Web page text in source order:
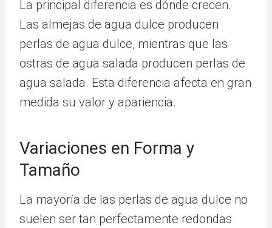
La principal diferencia es dónde crecen.
Las almejas de agua dulce producen
perlas de agua dulce, mientras que las
ostras de agua salada producen perlas de
agua salada. Esta diferencia afecta en gran
medida su valor y apariencia.
Variaciones en Forma y
Tamaño
La mayoría de las perlas de agua dulce no
suelen ser tan perfectamente redondas